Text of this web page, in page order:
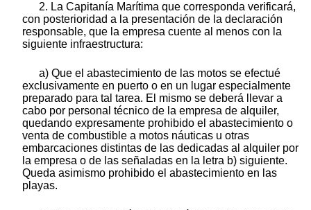
2. La Capitanía Marítima que corresponda verificará,
con posterioridad a la presentación de la declaración
responsable, que la empresa cuente al menos con la
siguiente infraestructura:
a) Que el abastecimiento de las motos se efectué
exclusivamente en puerto o en un lugar especialmente
preparado para tal tarea. El mismo se deberá llevar a
cabo por personal técnico de la empresa de alquiler,
quedando expresamente prohibido el abastecimiento o
venta de combustible a motos náuticas u otras
embarcaciones distintas de las dedicadas al alquiler por
la empresa o de las señaladas en la letra b) siguiente.
Queda asimismo prohibido el abastecimiento en las
playas.